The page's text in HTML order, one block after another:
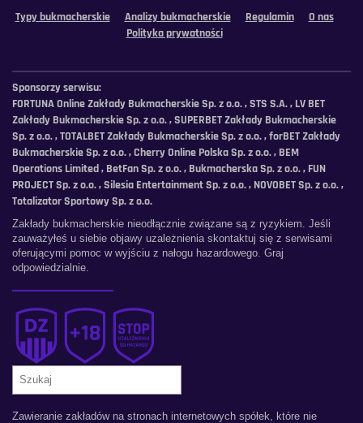
Zakłady bukmacherskie nieodłącznie związane są z ryzykiem. Jeśli
zauważyłeś u siebie objawy uzależnienia skontaktuj się z serwisami
oferującymi pomoc w wyjściu z nałogu hazardowego. Graj
odpowiedzialnie.
Zawieranie zakładów na stronach internetowych spółek, które nie
Typy bukmacherskie Analizy bukmacherskie Regulamin
O nas
Polityka prywatności
Sponsorzy serwisu:
FORTUNA Online Zakłady Bukmacherskie Sp. z o.o. , STS S.A. , LV BET
Zakłady Bukmacherskie Sp. z o.o. , SUPERBET Zakłady Bukmacherskie
Sp. z o.o. , TOTALBET Zakłady Bukmacherskie Sp. z o.o. , forBET Zakłady
Bukmacherskie Sp. z o.o. , Cherry Online Polska Sp. z o.o. , BEM
Operations Limited , BetFan Sp. z o.o. , Bukmacherska Sp. z o.o. , FUN
PROJECT Sp. z o.o. , Silesia Entertainment Sp. z o.o. , NOVOBET Sp. z o.o. ,
Totalizator Sportowy Sp. z o.o.